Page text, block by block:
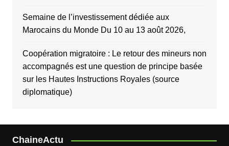
Semaine de l’investissement dédiée aux
Marocains du Monde Du 10 au 13 août 2026,
Coopération migratoire : Le retour des mineurs non
accompagnés est une question de principe basée
sur les Hautes Instructions Royales (source
diplomatique)
ChaineActu